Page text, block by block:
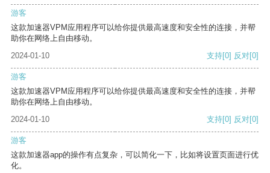
游客
这款加速器VPM应用程序可以给你提供最高速度和安全性的连接，并帮
助你在网络上自由移动。
2024-01-10
支持[0] 反对[0]
游客
这款加速器VPM应用程序可以给你提供最高速度和安全性的连接，并帮
助你在网络上自由移动。
2024-01-10
支持[0] 反对[0]
游客
这款加速器app的操作有点复杂，可以简化一下，比如将设置页面进行优
化。